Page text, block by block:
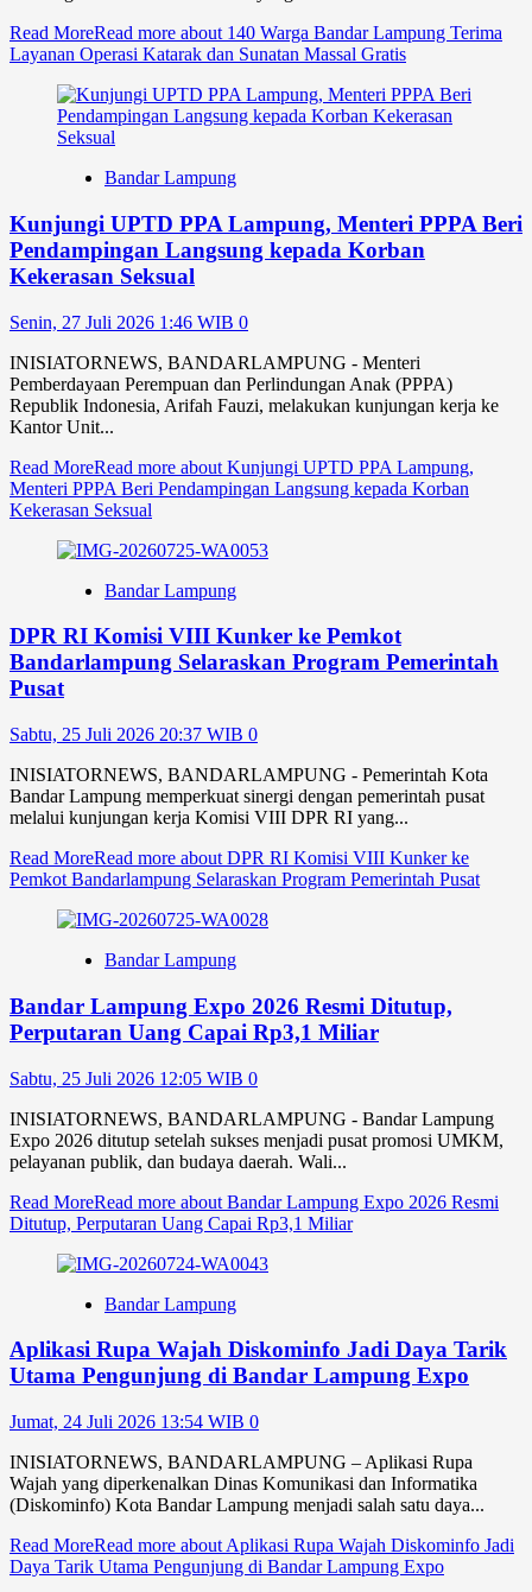
Read MoreRead more about 140 Warga Bandar Lampung Terima
Layanan Operasi Katarak dan Sunatan Massal Gratis
Bandar Lampung
Kunjungi UPTD PPA Lampung, Menteri PPPA Beri
Pendampingan Langsung kepada Korban
Kekerasan Seksual
Senin, 27 Juli 2026 1:46 WIB 0
INISIATORNEWS, BANDARLAMPUNG - Menteri
Pemberdayaan Perempuan dan Perlindungan Anak (PPPA)
Republik Indonesia, Arifah Fauzi, melakukan kunjungan kerja ke
Kantor Unit...
Read MoreRead more about Kunjungi UPTD PPA Lampung,
Menteri PPPA Beri Pendampingan Langsung kepada Korban
Kekerasan Seksual
Bandar Lampung
DPR RI Komisi VIII Kunker ke Pemkot
Bandarlampung Selaraskan Program Pemerintah
Pusat
Sabtu, 25 Juli 2026 20:37 WIB 0
INISIATORNEWS, BANDARLAMPUNG - Pemerintah Kota
Bandar Lampung memperkuat sinergi dengan pemerintah pusat
melalui kunjungan kerja Komisi VIII DPR RI yang...
Read MoreRead more about DPR RI Komisi VIII Kunker ke
Pemkot Bandarlampung Selaraskan Program Pemerintah Pusat
Bandar Lampung
Bandar Lampung Expo 2026 Resmi Ditutup,
Perputaran Uang Capai Rp3,1 Miliar
Sabtu, 25 Juli 2026 12:05 WIB 0
INISIATORNEWS, BANDARLAMPUNG - Bandar Lampung
Expo 2026 ditutup setelah sukses menjadi pusat promosi UMKM,
pelayanan publik, dan budaya daerah. Wali...
Read MoreRead more about Bandar Lampung Expo 2026 Resmi
Ditutup, Perputaran Uang Capai Rp3,1 Miliar
Bandar Lampung
Aplikasi Rupa Wajah Diskominfo Jadi Daya Tarik
Utama Pengunjung di Bandar Lampung Expo
Jumat, 24 Juli 2026 13:54 WIB 0
INISIATORNEWS, BANDARLAMPUNG – Aplikasi Rupa
Wajah yang diperkenalkan Dinas Komunikasi dan Informatika
(Diskominfo) Kota Bandar Lampung menjadi salah satu daya...
Read MoreRead more about Aplikasi Rupa Wajah Diskominfo Jadi
Daya Tarik Utama Pengunjung di Bandar Lampung Expo